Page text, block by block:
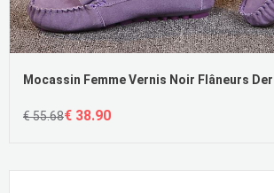
€ 55.68€ 38.90